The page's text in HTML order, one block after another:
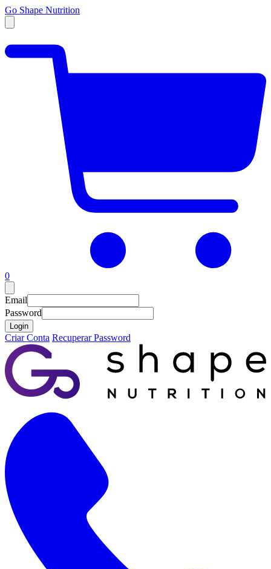
Go Shape Nutrition
0
Email
Password
Login
Criar Conta Recuperar Password